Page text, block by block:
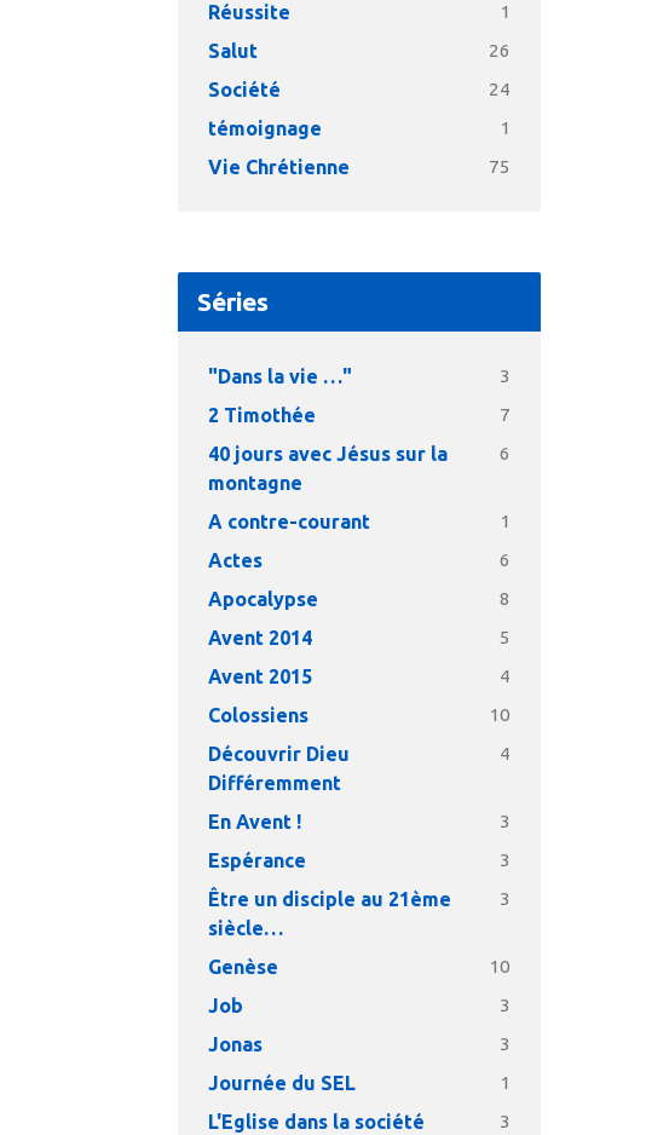
Réussite 1
Salut 26
Société 24
témoignage 1
Vie Chrétienne 75
Séries
"Dans la vie …" 3
2 Timothée 7
40 jours avec Jésus sur la
montagne
6
A contre-courant 1
Actes 6
Apocalypse 8
Avent 2014 5
Avent 2015 4
Colossiens 10
Découvrir Dieu
Différemment
4
En Avent ! 3
Espérance 3
Être un disciple au 21ème
siècle…
3
Genèse 10
Job 3
Jonas 3
Journée du SEL 1
L'Eglise dans la société 3